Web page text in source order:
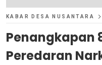
KABAR DESA NUSANTARA
Penangkapan
Peredaran